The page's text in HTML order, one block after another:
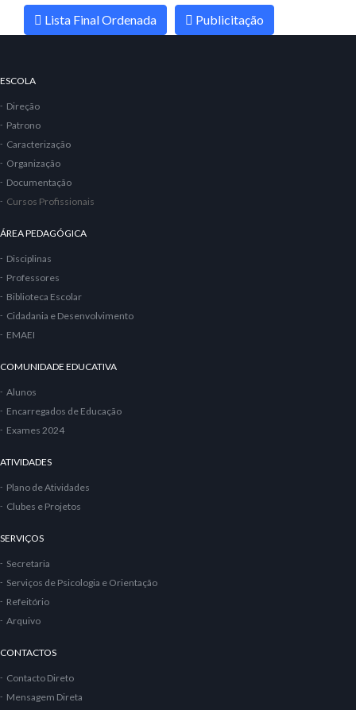
Lista Final Ordenada Publicitação
ESCOLA
Direção
Patrono
Caracterização
Organização
Documentação
Cursos Profissionais
ÁREA PEDAGÓGICA
Disciplinas
Professores
Biblioteca Escolar
Cidadania e Desenvolvimento
EMAEI
COMUNIDADE EDUCATIVA
Alunos
Encarregados de Educação
Exames 2024
ATIVIDADES
Plano de Atividades
Clubes e Projetos
SERVIÇOS
Secretaria
Serviços de Psicologia e Orientação
Refeitório
Arquivo
CONTACTOS
Contacto Direto
Mensagem Direta